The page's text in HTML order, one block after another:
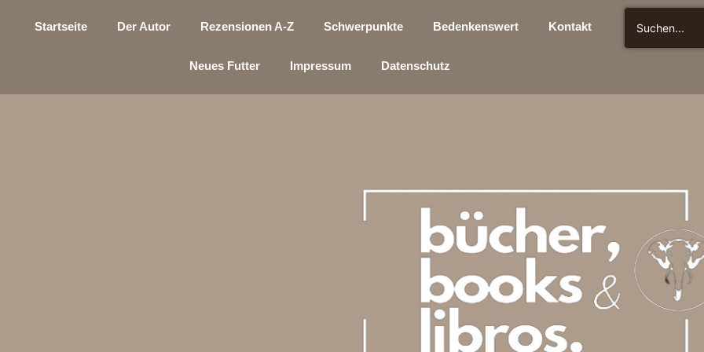
Startseite Der Autor Rezensionen A-Z Schwerpunkte Bedenkenswert Kontakt
Neues Futter Impressum Datenschutz